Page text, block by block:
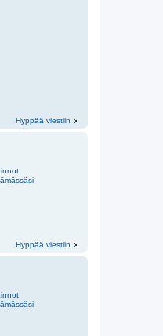
Hyppää viestiin
Hyppää viestiin